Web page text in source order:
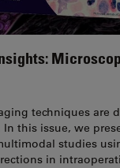
techniques are
In this issue, we
studies
in